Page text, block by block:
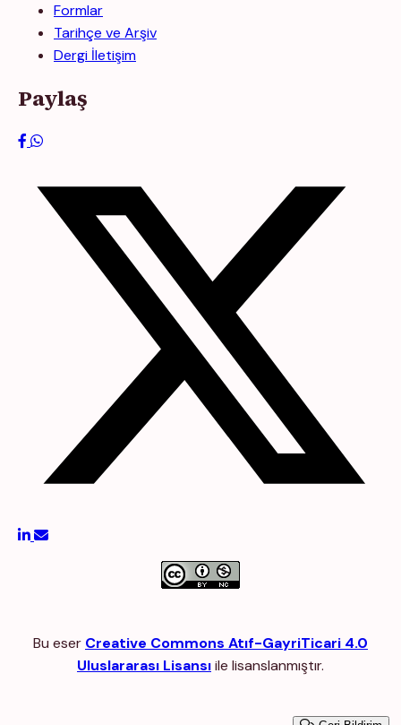
Formlar
Tarihçe ve Arşiv
Dergi İletişim
Paylaş
Bu eser Creative Commons Atıf-GayriTicari 4.0
Uluslararası Lisansıile lisanslanmıştır.